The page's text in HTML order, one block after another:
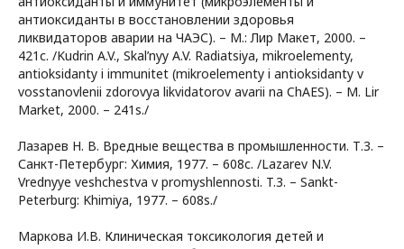
антиоксиданты в восстановлении здоровья
ликвидаторов аварии на ЧАЭС). – М.: Лир Макет, 2000. –
421с. /Kudrin A.V., Skal’nyy A.V. Radiatsiya, mikroelementy,
antioksidanty i immunitet (mikroelementy i antioksidanty v
vosstanovlenii zdorovya likvidatorov avarii na ChAES). – M. Lir
Market, 2000. – 241s./
Лазарев Н. В. Вредные вещества в промышленности. Т.3. –
Санкт-Петербург: Химия, 1977. – 608с. /Lazarev N.V.
Vrednyye veshchestva v promyshlennosti. T.3. – Sankt-
Peterburg: Khimiya, 1977. – 608s./
Маркова И.В. Клиническая токсикология детей и